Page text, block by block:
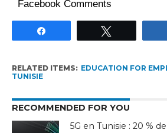
Facebook Comments
RELATED ITEMS: EDUCATION FOR
TUNISIE
RECOMMENDED FOR YOU
5G en Tunisie : 20 %